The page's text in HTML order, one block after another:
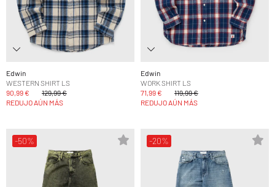
Edwin
WESTERN SHIRT LS
90,99 €
129,99 €
REDUJO AÚN MÁS
Edwin
WORK SHIRT LS
71,99 €
119,99 €
REDUJO AÚN MÁS
-50% -20%